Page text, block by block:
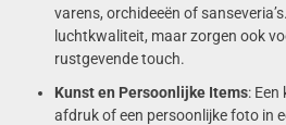
varens, orchideeën of
luchtkwaliteit, maar zorgen ook
rustgevende touch.
Kunst en Persoonlijke Items:
afdruk of een persoonlijke foto in